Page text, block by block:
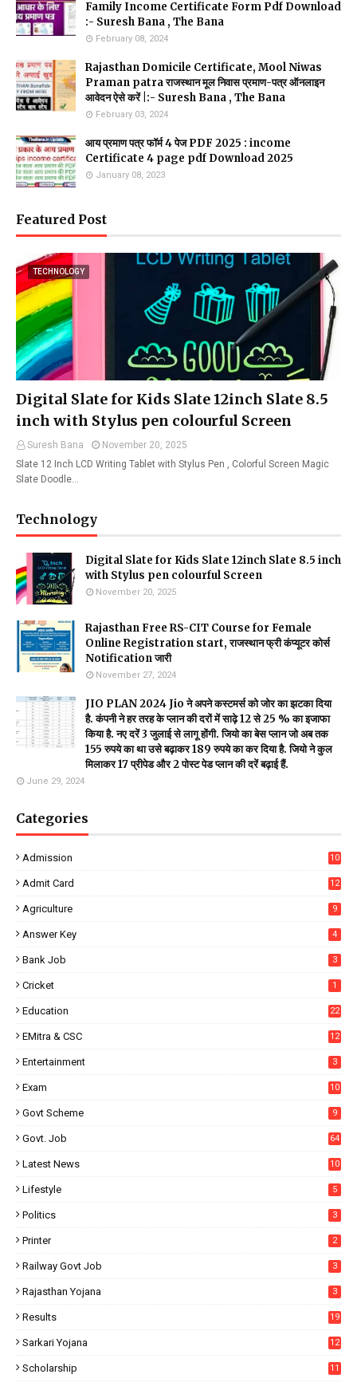
Family Income Certificate Form Pdf Download
:- Suresh Bana , The Bana
February 08, 2024
Rajasthan Domicile Certificate, Mool Niwas
Praman patra राजस्थान मूल निवास प्रमाण-पत्र ऑनलाइन
आवेदन ऐसे करें |:- Suresh Bana , The Bana
February 03, 2024
आय प्रमाण पत्र फॉर्म 4 पेज PDF 2025 : income
Certificate 4 page pdf Download 2025
January 08, 2023
Featured Post
TECHNOLOGY
Digital Slate for Kids Slate 12inch Slate 8.5
inch with Stylus pen colourful Screen
Suresh Bana
November 20, 2025
Slate 12 Inch LCD Writing Tablet with Stylus Pen , Colorful Screen Magic
Slate Doodle…
Technology
Digital Slate for Kids Slate 12inch Slate 8.5 inch
with Stylus pen colourful Screen
November 20, 2025
Rajasthan Free RS-CIT Course for Female
Online Registration start, राजस्थान फ्री कंप्यूटर कोर्स
Notification जारी
November 27, 2024
JIO PLAN 2024 Jio ने अपने कस्टमर्स को जोर का झटका दिया
है. कंपनी ने हर तरह के प्लान की दरों में साढ़े 12 से 25 % का इजाफा
किया है. नए दरें 3 जुलाई से लागू होंगी. जियो का बेस प्लान जो अब तक
155 रुपये का था उसे बढ़ाकर 189 रुपये का कर दिया है. जियो ने कुल
मिलाकर 17 प्रीपेड और 2 पोस्ट पेड प्लान की दरें बढ़ाई हैं.
June 29, 2024
Categories
Admission 10
Admit Card 12
Agriculture 9
Answer Key 4
Bank Job 3
Cricket 1
Education 22
EMitra & CSC 12
Entertainment 3
Exam 10
Govt Scheme 9
Govt. Job 64
Latest News 10
Lifestyle 5
Politics 3
Printer 2
Railway Govt Job 3
Rajasthan Yojana 3
Results 19
Sarkari Yojana 12
Scholarship 11